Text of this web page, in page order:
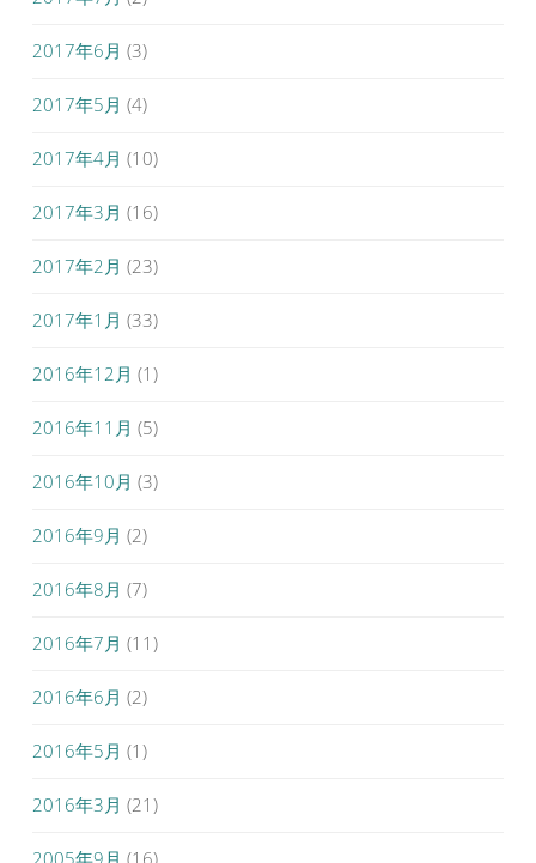
2017年6月 (3)
2017年5月 (4)
2017年4月 (10)
2017年3月 (16)
2017年2月 (23)
2017年1月 (33)
2016年12月 (1)
2016年11月 (5)
2016年10月 (3)
2016年9月 (2)
2016年8月 (7)
2016年7月 (11)
2016年6月 (2)
2016年5月 (1)
2016年3月 (21)
2005年9月 (16)